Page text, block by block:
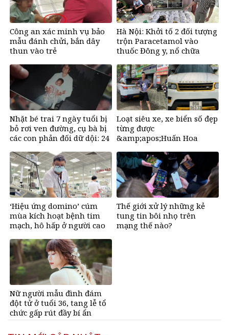
Công an xác minh vụ bảo
mẫu đánh chửi, bắn dây
thun vào trẻ
Hà Nội: Khởi tố 2 đối tượng
trộn Paracetamol vào
thuốc Đông y, nổ chữa
Nhặt bé trai 7 ngày tuổi bị
bỏ rơi ven đường, cụ bà bị
các con phản đối dữ dội: 24
động
Loạt siêu xe, xe biển số đẹp
từng được
&amp;apos;Huấn Hoa
sốt mạng
‘Hiệu ứng domino’ cúm
mùa kích hoạt bệnh tim
mạch, hô hấp ở người cao
Thế giới xử lý những kẻ
tung tin bôi nhọ trên
mạng thế nào?
Nữ người mẫu đình đám
đột tử ở tuổi 36, tang lễ tổ
chức gấp rút đầy bí ẩn